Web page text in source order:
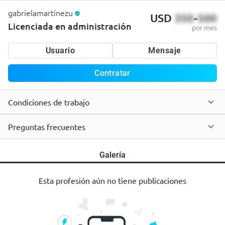
gabrielamartinezu
Licenciada en administración
USD 350-500
por mes
Usuario Mensaje
Contratar
Condiciones de trabajo
Preguntas frecuentes
Galería
Esta profesión aún no tiene publicaciones